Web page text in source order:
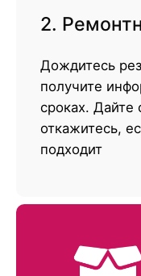
2.
Дождитесь
получите
сроках. Дайте
откажитесь,
подходит